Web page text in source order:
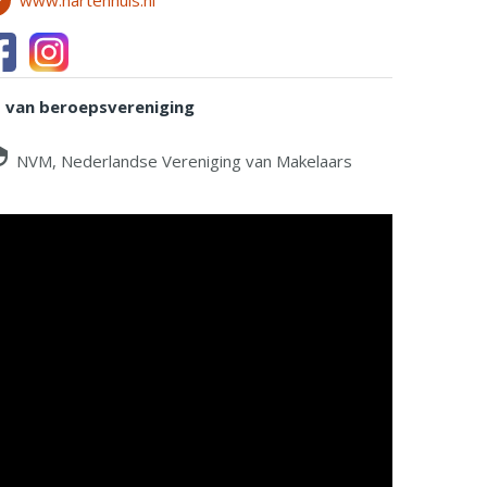
van beroepsvereniging
NVM, Nederlandse Vereniging van Makelaars